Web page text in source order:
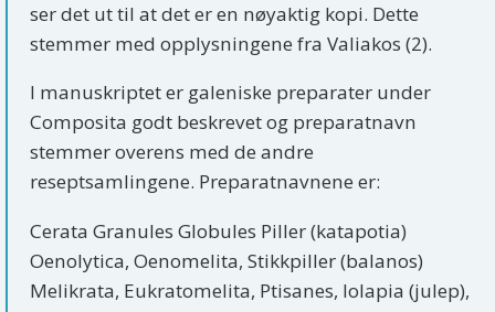
ser det ut til at det er en nøyaktig kopi. Dette
stemmer med opplysningene fra Valiakos (2).
I manuskriptet er galeniske preparater under
Composita godt beskrevet og preparatnavn
stemmer overens med de andre
reseptsamlingene. Preparatnavnene er:
Cerata Granules Globules Piller (katapotia)
Oenolytica, Oenomelita, Stikkpiller (balanos)
Melikrata, Eukratomelita, Ptisanes, Iolapia (julep),